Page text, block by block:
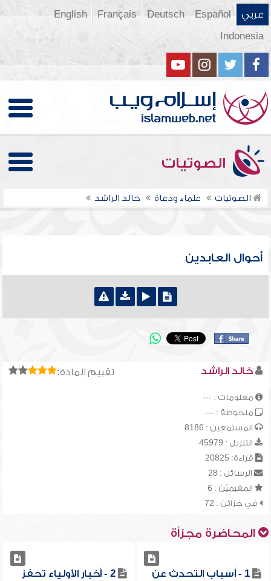
عربي Español
Deutsch
Français
English
Indonesia
الصوتيات
الصوتيات علماء ودعاة خالد الراشد
أحوال العابدين
تقييم المادة: خالد الراشد
معلومات : ---
ملحوظة : ---
المستمعين : 8186
التنزيل : 45979
قراءة: 20825
الرسائل : 28
المقيميّن : 6
في خزائن : 72
المحاضرة مجزأة
1 - أسباب التحدث عن
2 - أخبار الأولياء تحفز